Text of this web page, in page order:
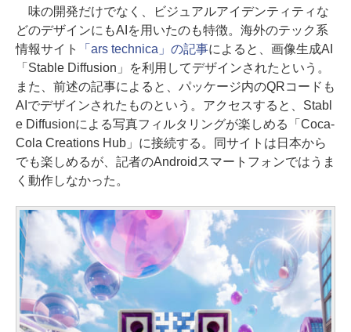
味の開発だけでなく、ビジュアルアイデンティティな
どのデザインにもAIを用いたのも特徴。海外のテック系
情報サイト
「ars technica」の記事によると、画像生成AI
「Stable Diffusion」を利用してデザインされたという。
また、前述の記事によると、パッケージ内のQRコードも
AIでデザインされたものという。アクセスすると、Stabl
e Diffusionによる写真フィルタリングが楽しめる「Coca-
Cola Creations Hub」に接続する。同サイトは日本から
でも楽しめるが、記者のAndroidスマートフォンではうま
く動作しなかった。